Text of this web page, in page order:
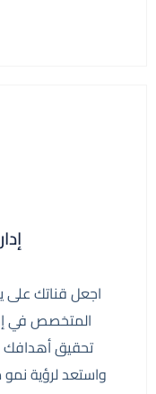
اجعل قناتك على
المتخصص في
تحقيق أهدافك
واستعد لرؤية